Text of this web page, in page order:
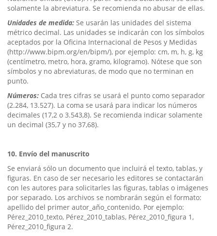
solamente la abreviatura. Se recomienda no abusar de ellas.
Unidades de medida: Se usarán las unidades del sistema
métrico decimal. Las unidades se indicarán con los símbolos
aceptados por la Oficina Internacional de Pesos y Medidas
(http://www.bipm.org/en/bipm/), por ejemplo: cm, m, h, g, kg
(centímetro, metro, hora, gramo, kilogramo). Nótese que son
símbolos y no abreviaturas, de modo que no terminan en
punto.
Números: Cada tres cifras se usará el punto como separador
(2.284, 13.527). La coma se usará para indicar los números
decimales (17,2 o 3.543,8). Se recomienda indicar solamente
un decimal (35,7 y no 37,68).
10. Envío del manuscrito
Se enviará sólo un documento que incluirá el texto, tablas, y
figuras. En caso de ser necesario les editores se contactarán
con les autores para solicitarles las figuras, tablas o imágenes
por separado. Los archivos se nombrarán según el formato:
apellido del primer autor_año_contenido. Por ejemplo:
Pérez_2010_texto, Pérez_2010_tablas, Pérez_2010_figura 1,
Pérez_2010_figura 2.